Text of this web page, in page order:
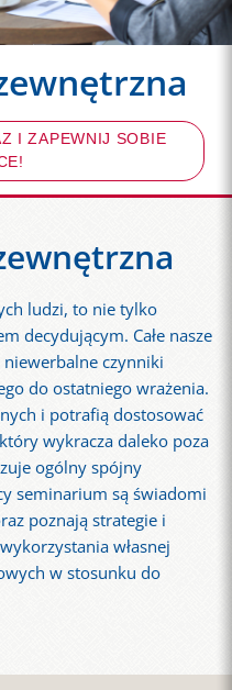
I ZAPEWNIJ SOBIE
ludzi, to nie tylko
decydującym. Całe nasze
czynniki
do ostatniego wrażenia.
i potrafią dostosować
wykracza daleko poza
ogólny spójny
seminarium są świadomi
poznają strategie i
własnej
w stosunku do